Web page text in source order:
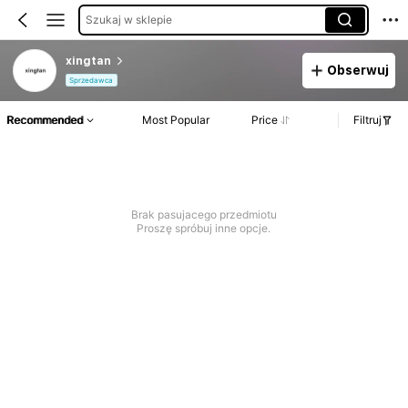
Szukaj w sklepie
xingtan
Sprzedawca
Obserwuj
Recommended Most Popular Price Filtruj
Brak pasujacego przedmiotu
Proszę spróbuj inne opcje.